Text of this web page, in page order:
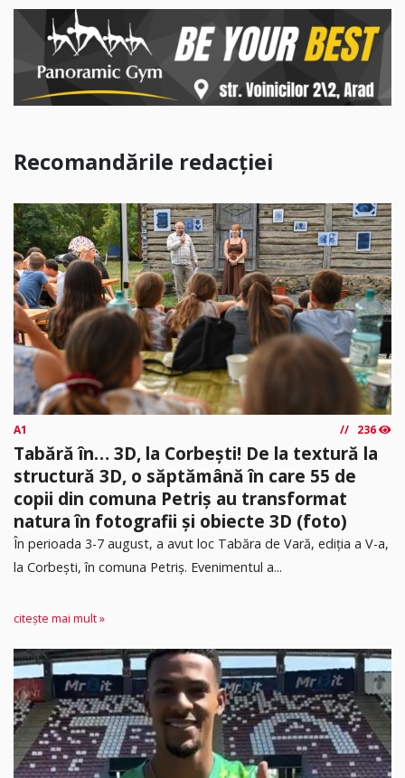
Recomandările redacției
A1 236
Tabără în… 3D, la Corbești! De la textură la
structură 3D, o săptămână în care 55 de
copii din comuna Petriș au transformat
natura în fotografii și obiecte 3D (foto)
În perioada 3-7 august, a avut loc Tabăra de Vară, ediția a V-a,
la Corbești, în comuna Petriș. Evenimentul a...
citește mai mult »